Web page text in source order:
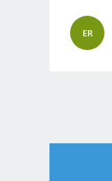
ER